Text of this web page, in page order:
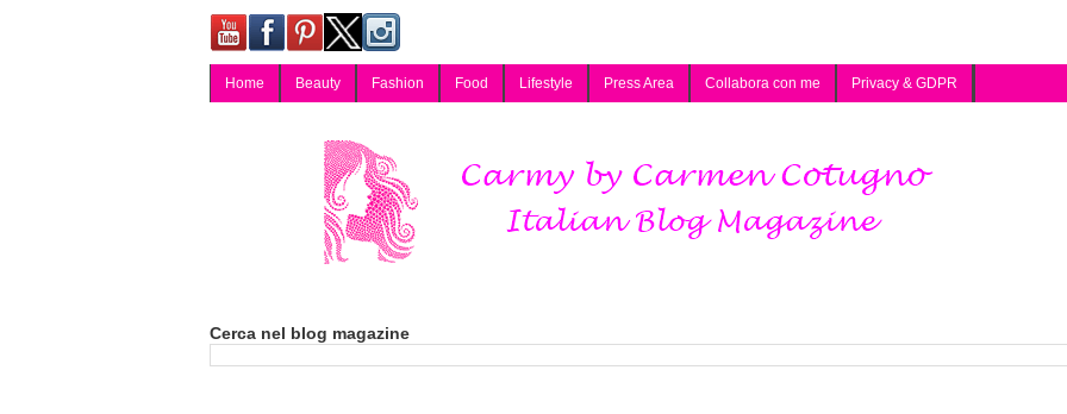
Home Beauty Fashion Food Lifestyle Press Area Collabora con me Privacy & GDPR
Cerca nel blog magazine